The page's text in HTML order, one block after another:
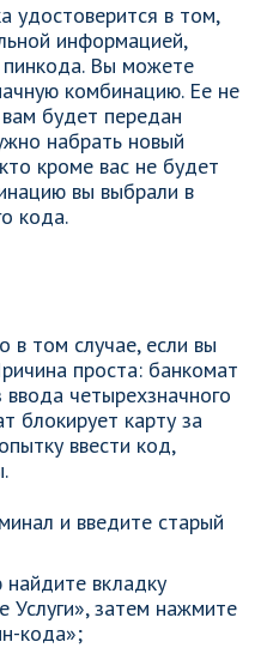
удостоверится в том,
информацией,
Вы можете
комбинацию. Ее не
будет передан
набрать новый
кроме вас не будет
вы выбрали в
кода.
в том случае, если вы
проста: банкомат
четырехзначного
блокирует карту за
ввести код,
и введите старый
вкладку
Услуги», затем нажмите
кода»;